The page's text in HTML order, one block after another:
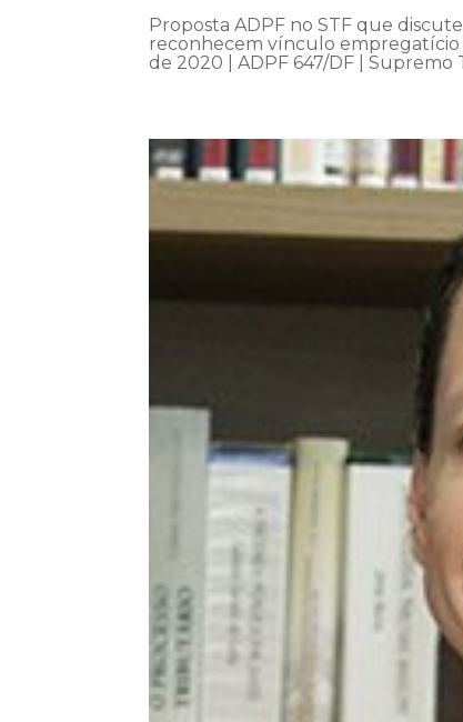
Proposta ADPF no STF que
reconhecem vínculo empregatício
de 2020 | ADPF 647/DF | Supremo